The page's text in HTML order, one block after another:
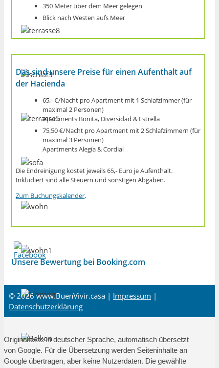
350 Meter über dem Meer gelegen
Blick nach Westen aufs Meer
Das sind unsere Preise für einen Aufenthalt auf
der Hacienda
65,- €/Nacht pro Apartment mit 1 Schlaf­zimmer (für
maximal 2 Personen)
Apartments Bonita, Diversidad & Estrella
75,50 €/Nacht pro Apartment mit 2 Schlaf­zimmern (für
maximal 3 Personen)
Apartments Alegía & Cordial
Die Endreinigung kostet jeweils 65,- Euro je Aufenthalt.
Inkludiert sind alle Steuern und sonstigen Abgaben.
Zum Buchungskalender.
Unsere Bewertung bei Booking.com
© 2026 www.BuenVivir.casa | Impressum |
Datenschutzerklärung
Originaltexte in deutscher Sprache, automatisch übersetzt
von Google. Für die Übersetzung werden Seiteninhalte an
Google übertragen, aber keine Nutzerdaten. Die gewählte